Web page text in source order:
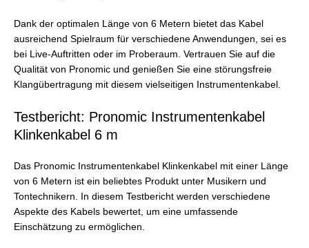
Dank der optimalen Länge von 6 Metern bietet das Kabel
ausreichend Spielraum für verschiedene Anwendungen, sei es
bei Live-Auftritten oder im Proberaum. Vertrauen Sie auf die
Qualität von Pronomic und genießen Sie eine störungsfreie
Klangübertragung mit diesem vielseitigen Instrumentenkabel.
Testbericht: Pronomic Instrumentenkabel
Klinkenkabel 6 m
Das Pronomic Instrumentenkabel Klinkenkabel mit einer Länge
von 6 Metern ist ein beliebtes Produkt unter Musikern und
Tontechnikern. In diesem Testbericht werden verschiedene
Aspekte des Kabels bewertet, um eine umfassende
Einschätzung zu ermöglichen.